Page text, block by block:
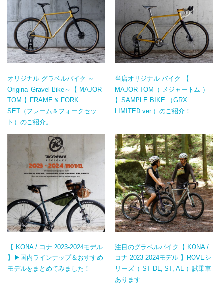
オリジナル グラベルバイク ～
Original Gravel Bike～【 MAJOR
TOM 】FRAME & FORK
SET（フレーム＆フォークセッ
ト）のご紹介。
当店オリジナル バイク 【
MAJOR TOM（ メジャートム ）
】SAMPLE BIKE （GRX
LIMITED ver.）のご紹介！
【 KONA / コナ 2023-2024モデル
】▶国内ラインナップ＆おすすめ
モデルをまとめてみました！
注目のグラベルバイク【 KONA /
コナ 2023-2024モデル 】ROVEシ
リーズ（ ST DL, ST, AL ）試乗車
あります